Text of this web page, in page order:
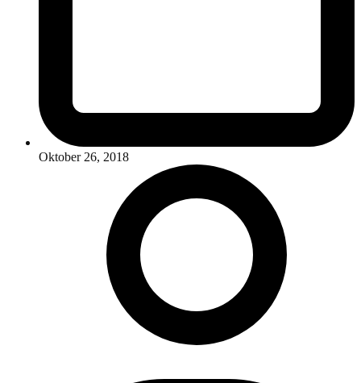
Oktober 26, 2018